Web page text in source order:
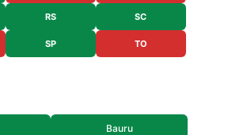
RS SC
SP TO
Bauru